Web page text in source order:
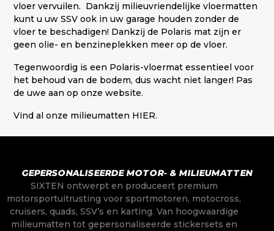
vloer vervuilen. Dankzij milieuvriendelijke vloermatten
kunt u uw SSV ook in uw garage houden zonder de
vloer te beschadigen! Dankzij de Polaris mat zijn er
geen olie- en benzineplekken meer op de vloer.
Tegenwoordig is een Polaris-vloermat essentieel voor
het behoud van de bodem, dus wacht niet langer! Pas
de uwe aan op onze website.
Vind al onze milieumatten HIER.
GEPERSONALISEERDE MOTOR- & MILIEUMATTEN
SIXTEN ontwerpt en produceert premium
motorsportuitrusting voor sportmotoren, motocross,
cruisers, quads, SSV’s en karting. Van hoogwaardige
milieumatten tot gepersonaliseerde stickersets en